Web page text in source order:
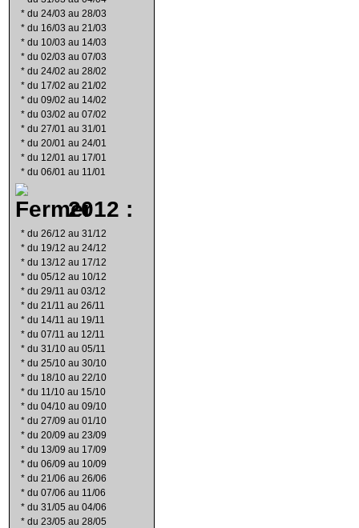
* du 24/03 au 28/03
* du 16/03 au 21/03
* du 10/03 au 14/03
* du 02/03 au 07/03
* du 24/02 au 28/02
* du 17/02 au 21/02
* du 09/02 au 14/02
* du 03/02 au 07/02
* du 27/01 au 31/01
* du 20/01 au 24/01
* du 12/01 au 17/01
* du 06/01 au 11/01
2012 :
* du 26/12 au 31/12
* du 19/12 au 24/12
* du 13/12 au 17/12
* du 05/12 au 10/12
* du 29/11 au 03/12
* du 21/11 au 26/11
* du 14/11 au 19/11
* du 07/11 au 12/11
* du 31/10 au 05/11
* du 25/10 au 30/10
* du 18/10 au 22/10
* du 11/10 au 15/10
* du 04/10 au 09/10
* du 27/09 au 01/10
* du 20/09 au 23/09
* du 13/09 au 17/09
* du 06/09 au 10/09
* du 21/06 au 26/06
* du 07/06 au 11/06
* du 31/05 au 04/06
* du 23/05 au 28/05